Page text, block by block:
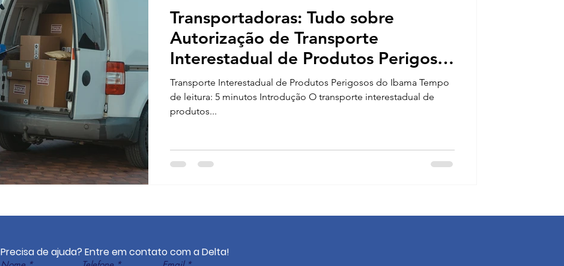
Transportadoras: Tudo sobre
Autorização de Transporte
Interestadual de Produtos Perigosos
do IBAMA
Transporte Interestadual de Produtos Perigosos do Ibama Tempo
de leitura: 5 minutos Introdução O transporte interestadual de
produtos...
Precisa de ajuda? Entre em contato com a Delta!